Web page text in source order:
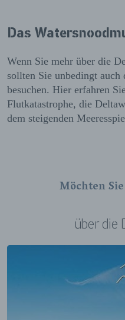
Das
Wenn Sie mehr über die
sollten Sie unbedingt auch
besuchen. Hier erfahren
Flutkatastrophe, die
dem steigenden
Möchten
über die